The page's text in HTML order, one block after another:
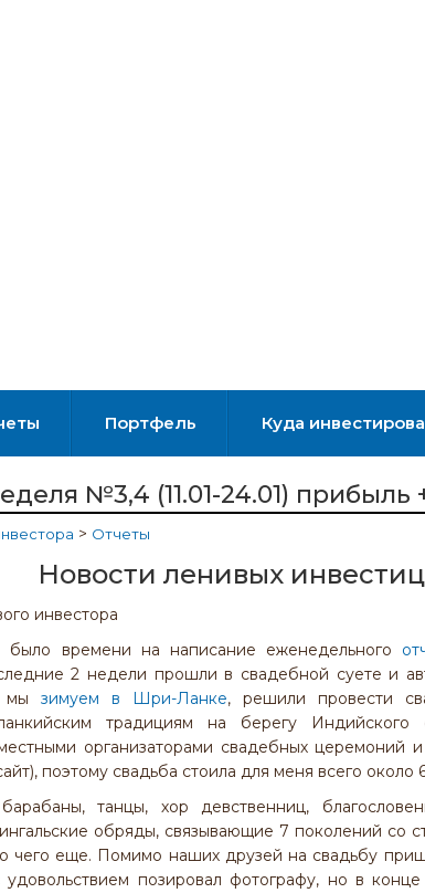
Портфель Куда
№3,4 (11.01-24.01) прибыль
> Отчеты
Новости ленивых
времени на написание еженедельного
2 недели прошли в свадебной суете и
мы зимуем в Шри-Ланке, решили провести
традициям на берегу
организаторами свадебных церемоний
поэтому свадьба стоила для меня всего около
танцы, хор девственниц,
обряды, связывающие 7 поколений со
чего еще. Помимо наших друзей на свадьбу
удовольствием позировал фотографу, но в